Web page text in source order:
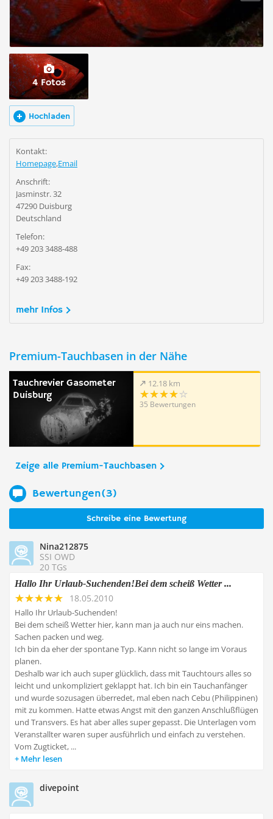
4 Fotos
Hochladen
Kontakt:
Homepage,Email
Anschrift:
Jasminstr. 32
47290 Duisburg
Deutschland
Telefon:
+49 203 3488-488
Fax:
+49 203 3488-192
mehr Infos
Premium-Tauchbasen in der Nähe
Tauchrevier Gasometer
Duisburg
12.18 km
35 Bewertungen
Zeige alle Premium-Tauchbasen
Bewertungen(3)
Schreibe eine Bewertung
Nina212875
SSI OWD
20 TGs
Hallo Ihr Urlaub-Suchenden!Bei dem scheiß Wetter ...
18.05.2010
Hallo Ihr Urlaub-Suchenden!
Bei dem scheiß Wetter hier, kann man ja auch nur eins machen.
Sachen packen und weg.
Ich bin da eher der spontane Typ. Kann nicht so lange im Voraus
planen.
Deshalb war ich auch super glücklich, dass mit Tauchtours alles so
leicht und unkompliziert geklappt hat. Ich bin ein Tauchanfänger
und wurde sozusagen überredet, mal eben nach Cebu (Philippinen)
mit zu kommen. Hatte etwas Angst mit den ganzen Anschlußflügen
und Transvers. Es hat aber alles super gepasst. Die Unterlagen vom
Veranstallter waren super ausführlich und einfach zu verstehen.
Vom Zugticket, ...
Mehr lesen
divepoint